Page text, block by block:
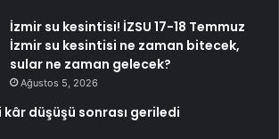
İzmir su kesintisi! İZSU 17-18 Temmuz
İzmir su kesintisi ne zaman bitecek,
sular ne zaman gelecek?
Ağustos 5, 2026
düşüşü sonrası geriledi